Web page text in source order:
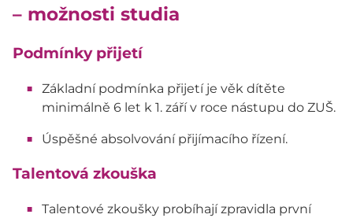
– možnosti studia
Podmínky přijetí
Základní podmínka přijetí je věk dítěte
minimálně 6 let k 1. září v roce nástupu do ZUŠ.
Úspěšné absolvování přijímacího řízení.
Talentová zkouška
Talentové zkoušky probíhají zpravidla první